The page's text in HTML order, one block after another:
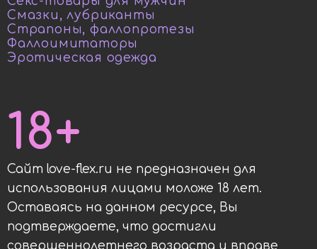
Смазки, лубриканты
Страпоны, фаллопротезы
Фаллоимитаторы
Эротическая одежда
Сайт love-flex.ru не предназначен для
использования лицами моложе 18 лет.
Оставаясь на данном ресурсе, Вы
подтверждаете, что достигли
совершеннолетнего возраста и вправе
18+